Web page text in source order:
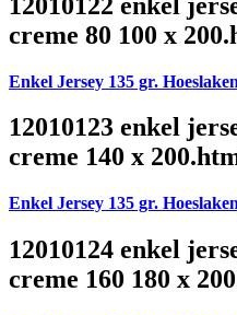
creme 80 100 x
Enkel Jersey 135 gr.
12010123 enkel
creme 140 x
Enkel Jersey 135 gr.
12010124 enkel
creme 160 180 x